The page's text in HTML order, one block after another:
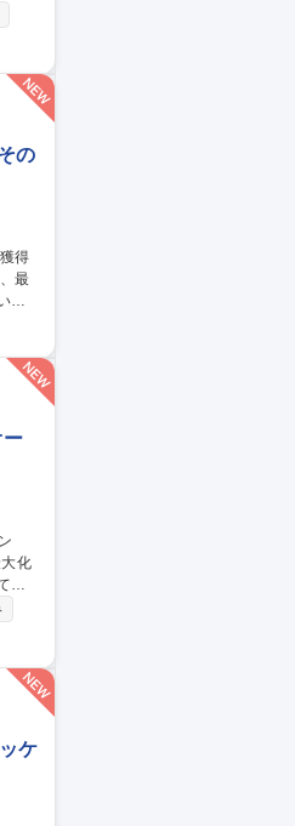
の
最
環
ー
い
発
動
ケ